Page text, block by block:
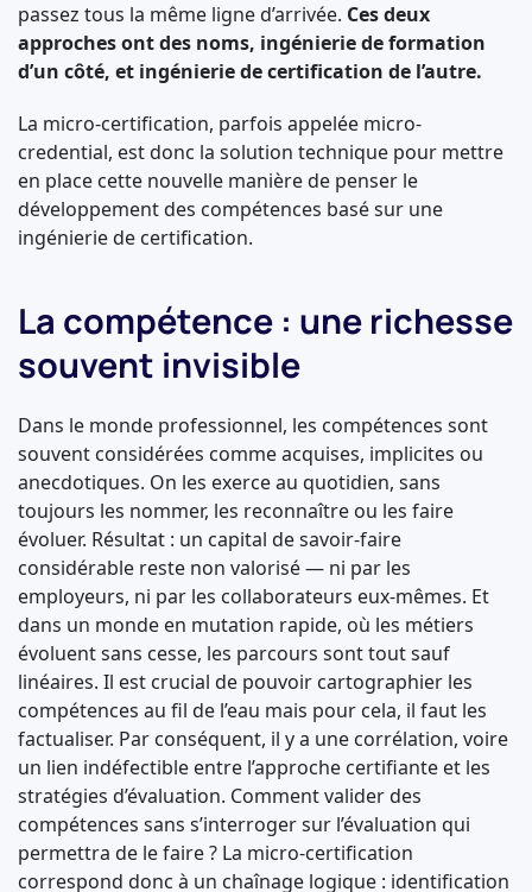
passez tous la même ligne d’arrivée. Ces deux
approches ont des noms, ingénierie de formation
d’un côté, et ingénierie de certification de l’autre.
La micro-certification, parfois appelée micro-
credential, est donc la solution technique pour mettre
en place cette nouvelle manière de penser le
développement des compétences basé sur une
ingénierie de certification.
La compétence : une richesse
souvent invisible
Dans le monde professionnel, les compétences sont
souvent considérées comme acquises, implicites ou
anecdotiques. On les exerce au quotidien, sans
toujours les nommer, les reconnaître ou les faire
évoluer. Résultat : un capital de savoir-faire
considérable reste non valorisé — ni par les
employeurs, ni par les collaborateurs eux-mêmes. Et
dans un monde en mutation rapide, où les métiers
évoluent sans cesse, les parcours sont tout sauf
linéaires. Il est crucial de pouvoir cartographier les
compétences au fil de l’eau mais pour cela, il faut les
factualiser. Par conséquent, il y a une corrélation, voire
un lien indéfectible entre l’approche certifiante et les
stratégies d’évaluation. Comment valider des
compétences sans s’interroger sur l’évaluation qui
permettra de le faire ? La micro-certification
correspond donc à un chaînage logique : identification